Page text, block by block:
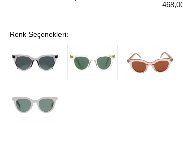
Renk Seçenekleri: